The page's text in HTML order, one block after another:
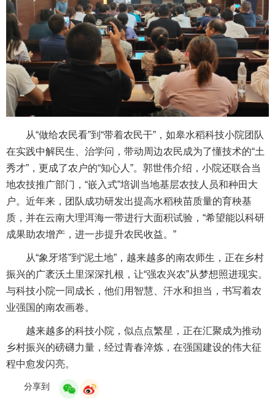
从“做给农民看”到“带着农民干”，如皋水稻科技小院团队
在实践中解民生、治学问，带动周边农民成为了懂技术的“土
秀才”，更成了农户的“知心人”。郭世伟介绍，小院还联合当
地农技推广部门，“嵌入式”培训当地基层农技人员和种田大
户。近年来，团队成功研发出提高水稻秧苗质量的育秧基
质，并在云南大理洱海一带进行大面积试验，“希望能以科研
成果助农增产，进一步提升农民收益。”
从“象牙塔”到“泥土地”，越来越多的南农师生，正在乡村
振兴的广袤沃土里深深扎根，让“强农兴农”从梦想照进现实。
与科技小院一同成长，他们用智慧、汗水和担当，书写着农
业强国的南农画卷。
越来越多的科技小院，似点点繁星，正在汇聚成为推动
乡村振兴的磅礴力量，经过青春淬炼，在强国建设的伟大征
程中愈发闪亮。
分享到